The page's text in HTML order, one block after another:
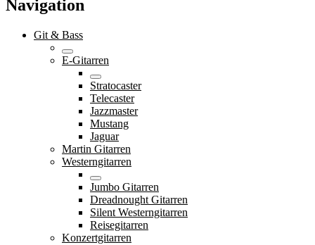
Navigation
Git & Bass
E-Gitarren
Stratocaster
Telecaster
Jazzmaster
Mustang
Jaguar
Martin Gitarren
Westerngitarren
Jumbo Gitarren
Dreadnought Gitarren
Silent Westerngitarren
Reisegitarren
Konzertgitarren